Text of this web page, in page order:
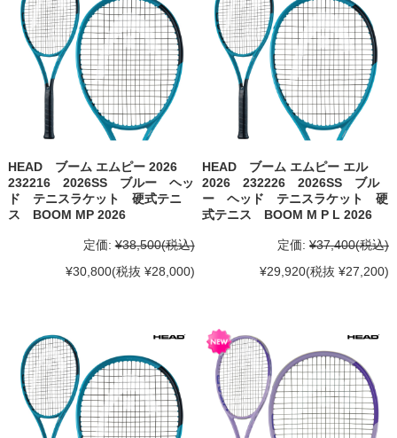
HEAD ブーム エムピー 2026
232216 2026SS ブルー ヘッ
ド テニスラケット 硬式テニ
ス BOOM MP 2026
定価: ¥38,500(税込)
¥30,800(税抜 ¥28,000)
HEAD ブーム エムピー エル
2026 232226 2026SS ブル
ー ヘッド テニスラケット 硬
式テニス BOOM M P L 2026
定価: ¥37,400(税込)
¥29,920(税抜 ¥27,200)